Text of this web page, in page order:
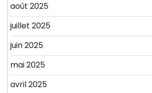
août 2025
juillet 2025
juin 2025
mai 2025
avril 2025